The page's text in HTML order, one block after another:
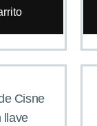
Cisne
llave